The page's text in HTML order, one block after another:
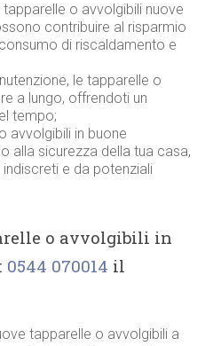
tapparelle o avvolgibili nuove
contribuire al risparmio
di riscaldamento e
le tapparelle o
a lungo, offrendoti un
tempo;
avvolgibili in buone
alla sicurezza della tua casa,
e da potenziali
o avvolgibili in
0544 070014 il
tapparelle o avvolgibili a